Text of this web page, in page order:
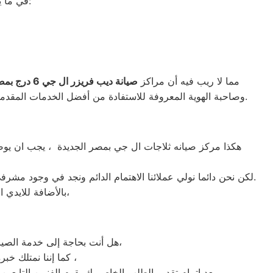
مما لا ريب فيه أن مراكز صيانة ديب فريزر ال جي
درج
وصاحبة الهوية المعروفة للاستفادة من أفضل الخدماتالواجهة المثالية للتعويل عليه والاستعانة به في ذلك العالم الكبير.
هكذا مركز صيانه ثلاجات ال جي بمصر الجديدة ، يجب ان
لكن نحن دائما نولي عملائنا الاهتمام الدائم ونجد في وجود مشرفي مراقبة الجودة الاختيار الامثل لخروج اجهزة الثلاجات سواء من مركز الصيانه لثلاجات ال جي المعتمد بمصر الجديدة او من منزل العميل.
بالأضافة للايدي المدربة صاحبة الخبرة في كافة اعطال ثلاجات ال جي بجميع موديلاتها القديم منها والحديث،
هل أنت بحاجة إلى خدمة الصيانة الفورية لغسالة الأطباق ال جي مصر الجديدة لديك؟ نحن نمنحك خدمة الصيانة الفورية التي ترغب بها،
كما إننا نمتلك خبرة أكثر من 10 سنوات في خدمات إصلاحات كافة أنواع غسالات الأطباق ال جي مصر الجديدة ،